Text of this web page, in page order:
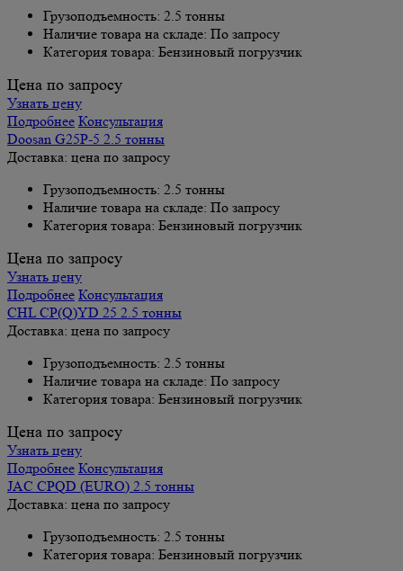
Грузоподъемность: 2.5 тонны
Наличие товара на складе: По запросу
Категория товара: Бензиновый погрузчик
Цена по запросу
Узнать цену
Подробнее Консультация
Doosan G25P-5 2.5 тонны
Доставка: цена по запросу
Грузоподъемность: 2.5 тонны
Наличие товара на складе: По запросу
Категория товара: Бензиновый погрузчик
Цена по запросу
Узнать цену
Подробнее Консультация
CHL CP(Q)YD 25 2.5 тонны
Доставка: цена по запросу
Грузоподъемность: 2.5 тонны
Наличие товара на складе: По запросу
Категория товара: Бензиновый погрузчик
Цена по запросу
Узнать цену
Подробнее Консультация
JAC CPQD (EURO) 2.5 тонны
Доставка: цена по запросу
Грузоподъемность: 2.5 тонны
Категория товара: Бензиновый погрузчик